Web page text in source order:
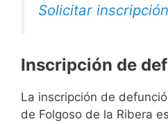
Solicitar
Inscripción de
La inscripción de
de Folgoso de la Ribera